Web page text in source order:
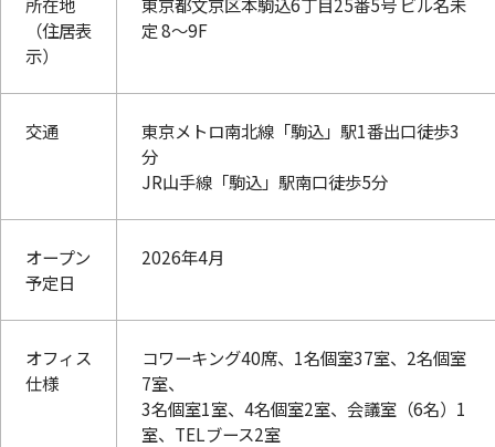
（住居表
示）
定 8～9F
交通
東京メトロ南北線「駒込」駅1番出口徒歩3
分
JR山手線「駒込」駅南口徒歩5分
オープン
予定日
2026年4月
オフィス
仕様
コワーキング40席、1名個室37室、2名個室
7室、
3名個室1室、4名個室2室、会議室（6名）1
室、TELブース2室